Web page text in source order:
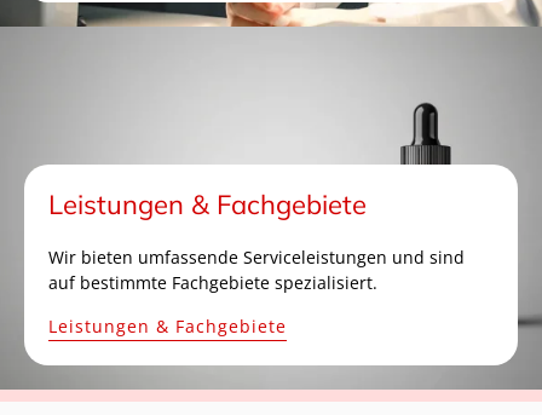
Leistungen & Fachgebiete
Wir bieten umfassende Serviceleistungen und sind
auf bestimmte Fachgebiete spezialisiert.
Leistungen & Fachgebiete